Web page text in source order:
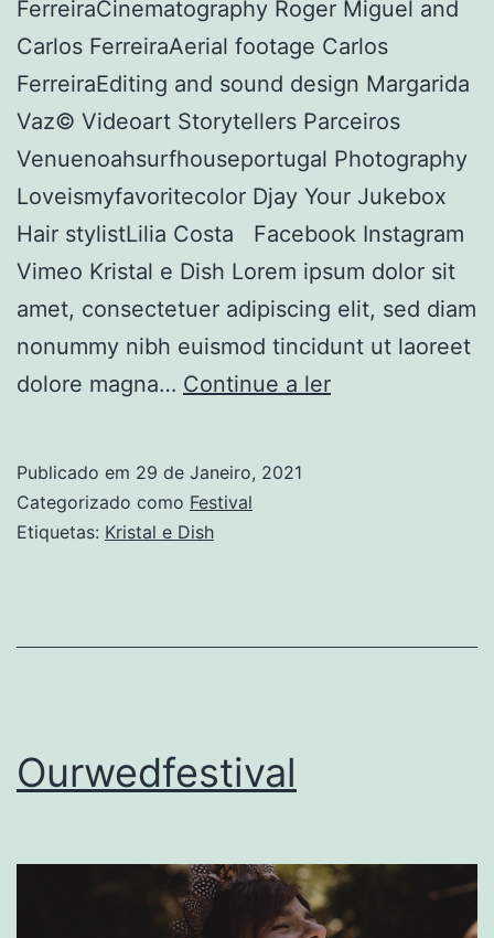
FerreiraCinematography Roger Miguel and
Carlos FerreiraAerial footage Carlos
FerreiraEditing and sound design Margarida
Vaz© Videoart Storytellers Parceiros
Venuenoahsurfhouseportugal Photography
Loveismyfavoritecolor Djay Your Jukebox
Hair stylistLilia Costa Facebook Instagram
Vimeo Kristal e Dish Lorem ipsum dolor sit
amet, consectetuer adipiscing elit, sed diam
nonummy nibh euismod tincidunt ut laoreet
dolore magna… Continue a lerKristal
Publicado em 29 de Janeiro, 2021
Categorizado como Festival
Etiquetas: Kristal e Dish
Ourwedfestival